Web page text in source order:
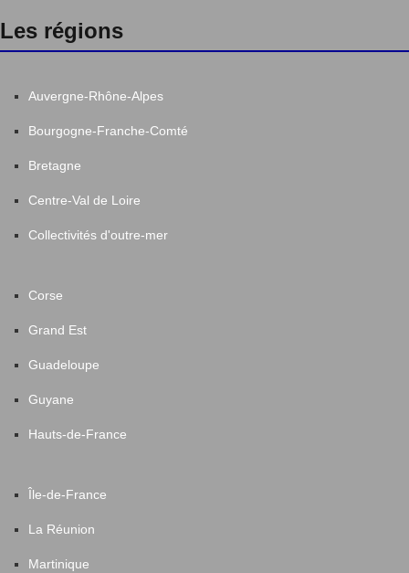
Les régions
Auvergne-Rhône-Alpes
Bourgogne-Franche-Comté
Bretagne
Centre-Val de Loire
Collectivités d'outre-mer
Corse
Grand Est
Guadeloupe
Guyane
Hauts-de-France
Île-de-France
La Réunion
Martinique